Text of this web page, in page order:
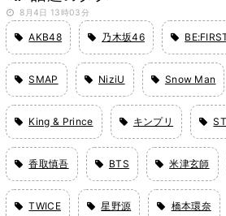
8月4日 13時03分
AKB48 乃木坂46
SMAP NiziU Snow Man
King & Prince キンプリ
香取慎吾 BTS 米津玄師
TWICE 星野源 橋本環奈